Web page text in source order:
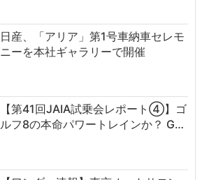
日産、「アリア」第1号車納車セレモ
ニーを本社ギャラリーで開催
【第41回JAIA試乗会レポート④】ゴ
ルフ8の本命パワートレインか？ G…